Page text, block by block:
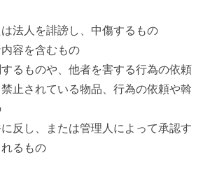
法人を誹謗し、中傷するもの
容を含むもの
するものや、他者を害する行為の依頼
止されている物品、行為の依頼や斡
反し、または管理人によって承認す
るもの